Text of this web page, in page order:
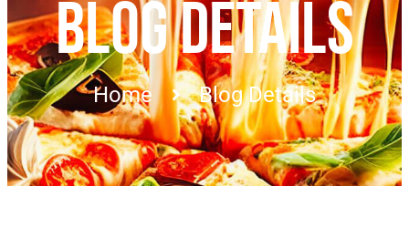
BLOG DETAILS
Home Blog Details